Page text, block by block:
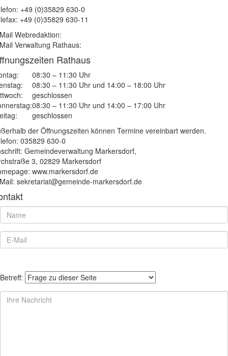
+49 (0)35829 630-0
+49 (0)35829 630-11
Webredaktion:
Verwaltung Rathaus:
Rathaus
08:30 – 11:30 Uhr
08:30 – 11:30 Uhr und 14:00 – 18:00 Uhr
geschlossen
08:30 – 11:30 Uhr und 14:00 – 17:00 Uhr
geschlossen
der Öffnungszeiten können Termine vereinbart werden.
035829 630-0
Gemeindeverwaltung Markersdorf,
3, 02829 Markersdorf
www.markersdorf.de
sekretariat@gemeinde-markersdorf.de
Betreff: